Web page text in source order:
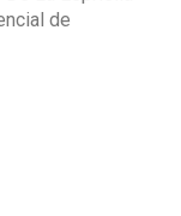
de